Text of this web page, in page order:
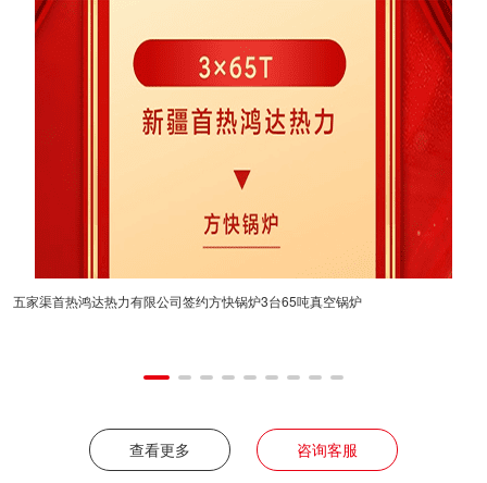
五家渠首热鸿达热力有限公司签约方快锅炉3台65吨真空锅炉
查看更多 咨询客服